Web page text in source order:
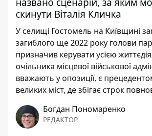
скинути Віталія Кличка
У селищі Гостомель на Київщині
загиблого ще 2022 року голови
призначив керувати усією
очільника місцевої військової
вважають у опозиції, є
великих міст, де збігає строк
Богдан Пономаренко
РЕДАКТОР